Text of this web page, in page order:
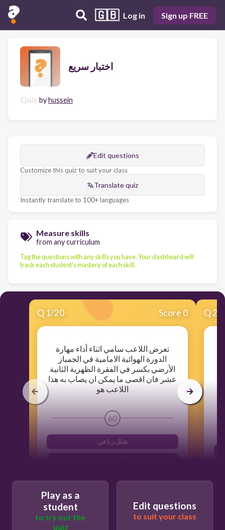
🇬🇧 Log in Sign up FREE
اختبار سريع
Quiz byhussein
Edit questions
Customize this quiz to suit your class
Translate quiz
Instantly translate to 100+ languages
Measure skills
from any curriculum
Tag the questions with any skills you have. Your dashboard will
track each student's mastery of each skill.
Q 1/20 Score 0
تعرض اللاعب سامي اثناء أداء مهارة
الدورة الهوائية الامامية في الجمباز
الأرضي بكسر في الفقرة الظهرية الثانية
عشر فان اقصى ما يمكن ان يصاب به هذا
اللاعب هو
60
شلل رباعي
شلل في ذراع واخر في الرجل
Q2
Play as a
student
to try out the
quiz
Edit questions
to suit your class